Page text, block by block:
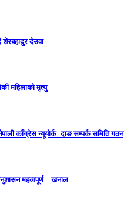
देउवा
महिलाको मृत्यु
काँग्रेस न्यूयोर्क–दाङ सम्पर्क समिति गठन
महत्वपूर्ण – खनाल